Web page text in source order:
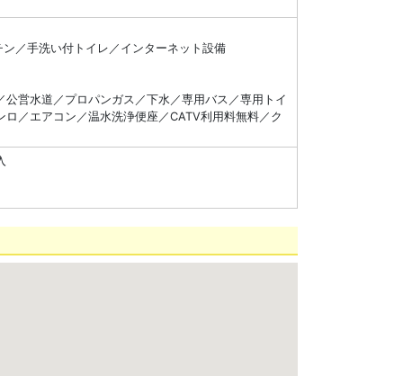
／手洗い付トイレ／インターネット設備
営水道／プロパンガス／下水／専用バス／専用トイ
／エアコン／温水洗浄便座／CATV利用料無料／ク